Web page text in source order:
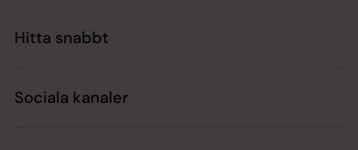
Hitta snabbt
Sociala kanaler